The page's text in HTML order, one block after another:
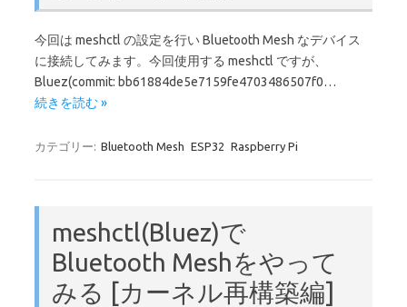
今回は meshctl の設定を行い Bluetooth Mesh なデバイス
に接続してみます。今回使用する meshctl ですが、
Bluez(commit: bb61884de5e7159fe4703486507f0…
続きを読む »
カテゴリー: Bluetooth Mesh ESP32 Raspberry Pi
meshctl(Bluez)で
Bluetooth Meshをやって
みる [カーネル再構築編]